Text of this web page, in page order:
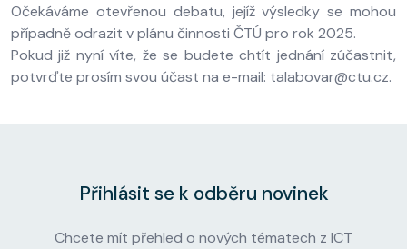
Očekáváme otevřenou debatu, jejíž výsledky se mohou
případně odrazit v plánu činnosti ČTÚ pro rok 2025.
Pokud již nyní víte, že se budete chtít jednání zúčastnit,
potvrďte prosím svou účast na e-mail: talabovar@ctu.cz.
Přihlásit se k odběru novinek
Chcete mít přehled o nových tématech z ICT